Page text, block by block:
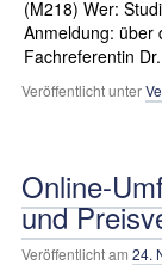
(M218) Wer:
Anmeldung: über
Fachreferentin
Veröffentlicht unter
Online-
und
Veröffentlicht am 24.